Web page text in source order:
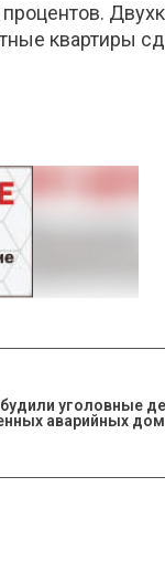
квартиры
уголовные
аварийных